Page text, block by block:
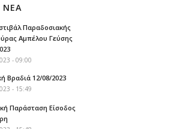
ΝΕΑ
Παραδοσιακής
Αμπέλου Γεύσης
- 09:00
Βραδιά 12/08/2023
- 15:49
Παράσταση Είσοδος